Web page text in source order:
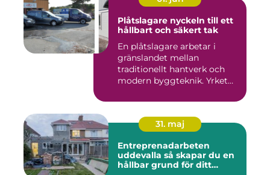
Plåtslagare nyckeln till ett
hållbart och säkert tak
En plåtslagare arbetar i
gränslandet mellan
traditionellt hantverk och
modern byggteknik. Yrket
31. maj
Entreprenadarbeten
uddevalla så skapar du en
hållbar grund för ditt